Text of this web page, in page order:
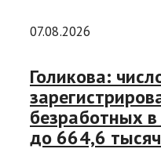
07.08.2026
Голикова:
безработных в
до 664,6